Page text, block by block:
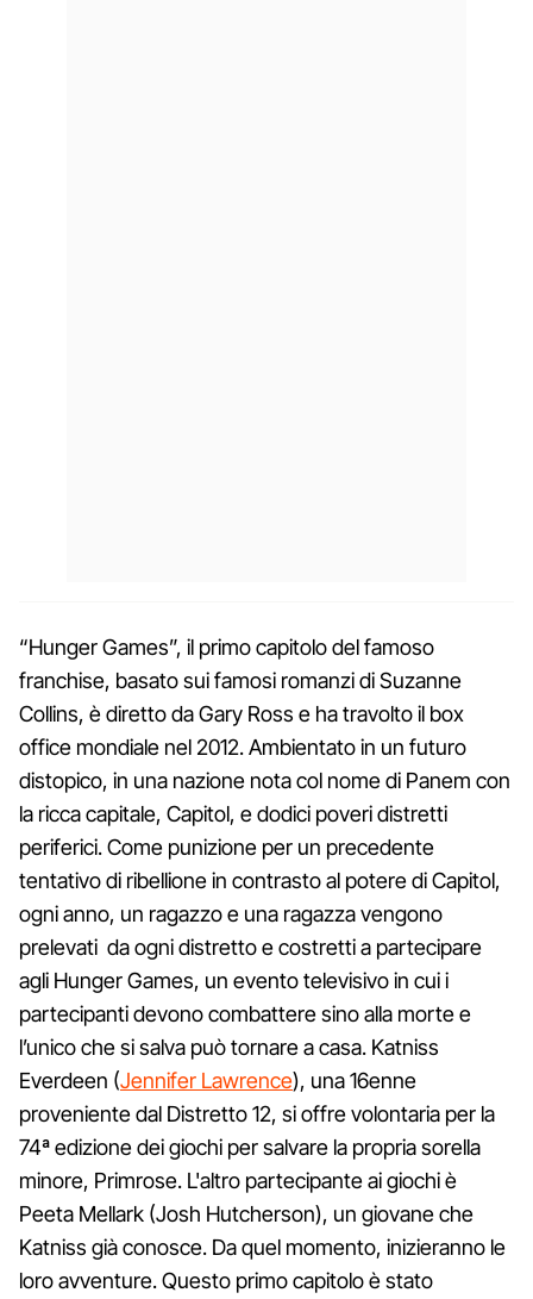
“Hunger Games”, il primo capitolo del famoso
franchise, basato sui famosi romanzi di Suzanne
Collins, è diretto da Gary Ross e ha travolto il box
office mondiale nel 2012. Ambientato in un futuro
distopico, in una nazione nota col nome di Panem con
la ricca capitale, Capitol, e dodici poveri distretti
periferici. Come punizione per un precedente
tentativo di ribellione in contrasto al potere di Capitol,
ogni anno, un ragazzo e una ragazza vengono
prelevati da ogni distretto e costretti a partecipare
agli Hunger Games, un evento televisivo in cui i
partecipanti devono combattere sino alla morte e
l’unico che si salva può tornare a casa. Katniss
Everdeen (Jennifer Lawrence), una 16enne
proveniente dal Distretto 12, si offre volontaria per la
74ª edizione dei giochi per salvare la propria sorella
minore, Primrose. L'altro partecipante ai giochi è
Peeta Mellark (Josh Hutcherson), un giovane che
Katniss già conosce. Da quel momento, inizieranno le
loro avventure. Questo primo capitolo è stato